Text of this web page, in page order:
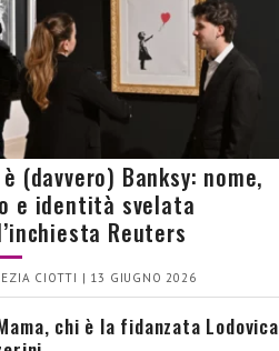
(davvero) Banksy: nome,
e identità svelata
Reuters
CIOTTI | 13 GIUGNO 2026
chi è la fidanzata Lodovica